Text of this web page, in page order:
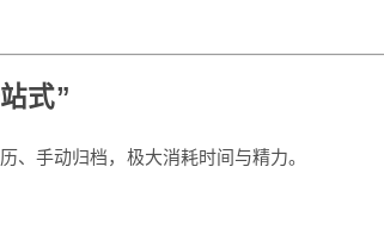
式”
、手动归档，极大消耗时间与精力。